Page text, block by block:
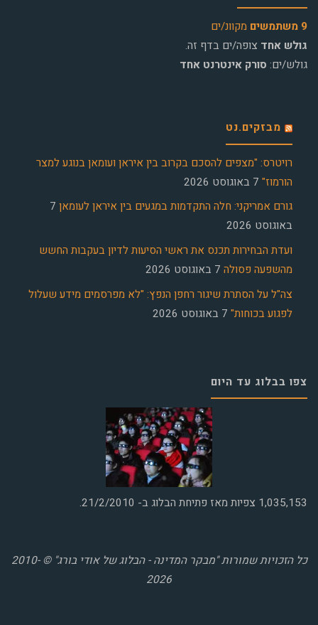
9 משתמשים
מקוונ/ים
גולש אחד צופה/ים בדף זה.
גולש/ים: סורק אינטרנט אחד
מבזקים.נט
רויטרס: "מצפים להסכם בקרוב בין איראן ועומאן בנוגע למצר
הורמוז" 7 באוגוסט 2026
גורם אמריקני: חלה התקדמות במגעים בין איראן לעומאן 7
באוגוסט 2026
ועדת הבחירות תכנס את ראשי הסיעות לדיון בעקבות החשש
מהשפעה פסולה 7 באוגוסט 2026
צה"ל על הסתרת שיגור רחפן הנפץ: "לא מפרסמים מידע שעלול
לפגוע בכוחות" 7 באוגוסט 2026
צפו בבלוג עד היום
1,035,153 צפיות מאז פתיחת הבלוג ב- 21/2/2010.
כל הזכויות שמורות "מבקר המדינה - הבלוג של אודי בורג" © 2010-
2026